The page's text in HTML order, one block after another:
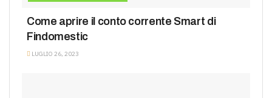
Come aprire il conto corrente Smart di
Findomestic
LUGLIO 26, 2023